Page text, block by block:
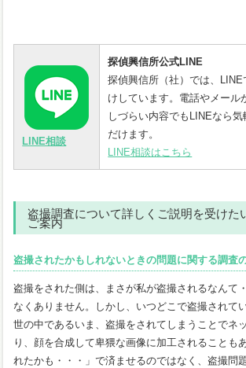
LINE相談
探偵興信所公式LINE
探偵興信所（社）では、
けしています。電話やメール
しづらい内容でもLINEなら
だけます。
LINE相談はこちら
盗撮調査について詳しくご説明を受けた
ご案内
盗撮されたかもしれないときの問題に関する調査
盗撮をされた側は、まさが私が盗撮されるなんて
なくありません。しかし、いつどこで盗撮されて
世の中であるいま、盗撮をされてしまうことでネ
り、顔を合成して卑猥な画像に加工されることも
れたかも・・・」で済ませるのではなく、盗撮問